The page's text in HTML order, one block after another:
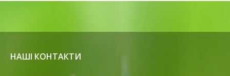
НАШІ КОНТАКТИ